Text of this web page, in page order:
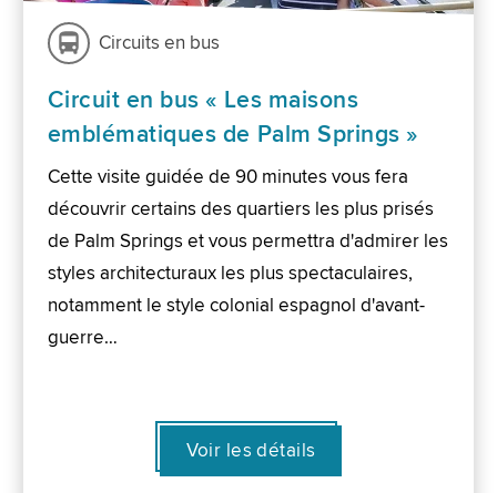
Circuits en bus
Circuit en bus « Les maisons
emblématiques de Palm Springs »
Cette visite guidée de 90 minutes vous fera
découvrir certains des quartiers les plus prisés
de Palm Springs et vous permettra d'admirer les
styles architecturaux les plus spectaculaires,
notamment le style colonial espagnol d'avant-
guerre…
Voir les détails